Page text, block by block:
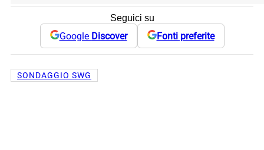
Seguici su
Google Discover Fonti preferite
SONDAGGIO SWG